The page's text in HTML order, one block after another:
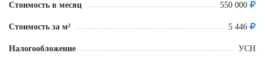
Стоимость в месяц 550 000
Стоимость за м² 5 446
Налогообложение УСН